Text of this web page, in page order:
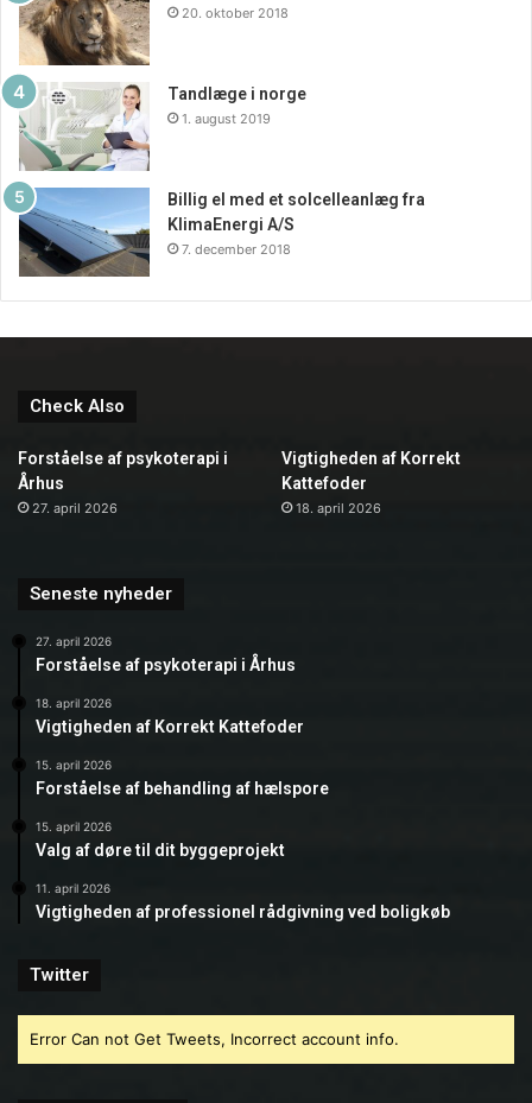
20. oktober 2018
Tandlæge i norge
1. august 2019
Billig el med et solcelleanlæg fra
KlimaEnergi A/S
7. december 2018
Check Also
Forståelse af psykoterapi i
Århus
27. april 2026
Vigtigheden af Korrekt
Kattefoder
18. april 2026
Seneste nyheder
27. april 2026
Forståelse af psykoterapi i Århus
18. april 2026
Vigtigheden af Korrekt Kattefoder
15. april 2026
Forståelse af behandling af hælspore
15. april 2026
Valg af døre til dit byggeprojekt
11. april 2026
Vigtigheden af professionel rådgivning ved boligkøb
Twitter
Error Can not Get Tweets, Incorrect account info.